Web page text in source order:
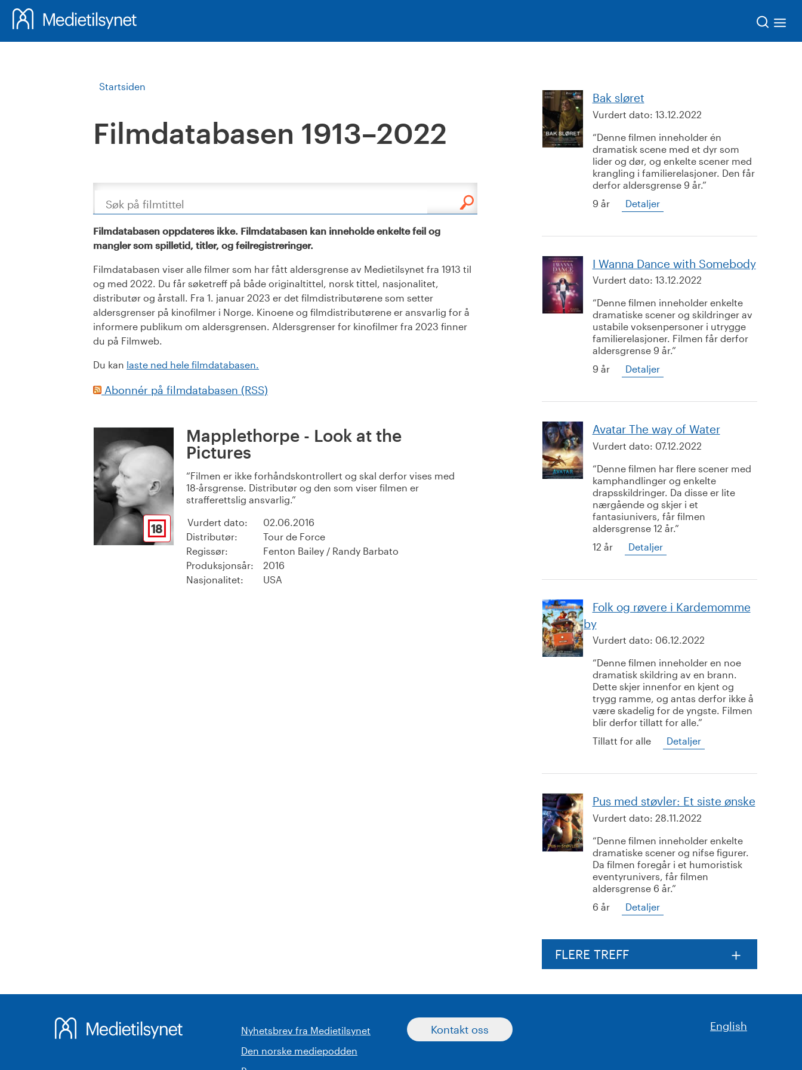
Startsiden
Filmdatabasen 1913–2022
Søk
Filmdatabasen oppdateres ikke. Filmdatabasen kan inneholde enkelte feil og
mangler som spilletid, titler, og feilregistreringer.
Filmdatabasen viser alle filmer som har fått aldersgrense av Medietilsynet fra 1913 til
og med 2022. Du får søketreff på både originaltittel, norsk tittel, nasjonalitet,
distributør og årstall. Fra 1. januar 2023 er det filmdistributørene som setter
aldersgrenser på kinofilmer i Norge. Kinoene og filmdistributørene er ansvarlig for å
informere publikum om aldersgrensen. Aldersgrenser for kinofilmer fra 2023 finner
du på Filmweb.
Du kan laste ned hele filmdatabasen.
Abonnér på filmdatabasen (RSS)
18
Mapplethorpe - Look at the
Pictures
Filmen er ikke forhåndskontrollert og skal derfor vises med
18-årsgrense. Distributør og den som viser filmen er
strafferettslig ansvarlig.
Vurdert dato:
02.06.2016
Distributør:
Tour de Force
Regissør:
Fenton Bailey / Randy Barbato
Produksjonsår:
2016
Nasjonalitet:
USA
Bak sløret
Vurdert dato: 13.12.2022
Denne filmen inneholder én
dramatisk scene med et dyr som
lider og dør, og enkelte scener med
krangling i familierelasjoner. Den får
derfor aldersgrense 9 år.
9 år
Detaljer
I Wanna Dance with Somebody
Vurdert dato: 13.12.2022
Denne filmen inneholder enkelte
dramatiske scener og skildringer av
ustabile voksenpersoner i utrygge
familierelasjoner. Filmen får derfor
aldersgrense 9 år.
9 år
Detaljer
Avatar The way of Water
Vurdert dato: 07.12.2022
Denne filmen har flere scener med
kamphandlinger og enkelte
drapsskildringer. Da disse er lite
nærgående og skjer i et
fantasiunivers, får filmen
aldersgrense 12 år.
12 år
Detaljer
Folk og røvere i Kardemomme
by
Vurdert dato: 06.12.2022
Denne filmen inneholder en noe
dramatisk skildring av en brann.
Dette skjer innenfor en kjent og
trygg ramme, og antas derfor ikke å
være skadelig for de yngste. Filmen
blir derfor tillatt for alle.
Tillatt for alle
Detaljer
Pus med støvler: Et siste ønske
Vurdert dato: 28.11.2022
Denne filmen inneholder enkelte
dramatiske scener og nifse figurer.
Da filmen foregår i et humoristisk
eventyrunivers, får filmen
aldersgrense 6 år.
6 år
Detaljer
FLERE TREFF
Nyhetsbrev fra Medietilsynet
Den norske mediepodden
Kontakt oss English